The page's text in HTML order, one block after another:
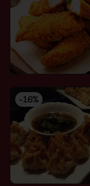
-16%